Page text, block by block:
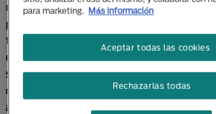
de tu gato. Seguramente crees que
pueda hacer más feliz a tu felino
todo lo posible porque se mantenga
existen algunas acciones que podrías
sin darte cuenta y que afectan a tu
que crees, incluso podrían hacerlo
amas.
para marketing.
Más información
Rechazarlas todas
Aceptar todas las cookies